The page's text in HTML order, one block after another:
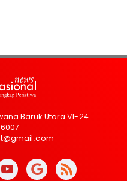
Baruk Utara VI-24